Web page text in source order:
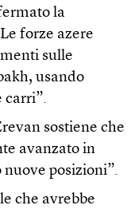
la
forze azere
sulle
usando
carri”.
sostiene che
avanzato in
nuove posizioni”.
che avrebbe